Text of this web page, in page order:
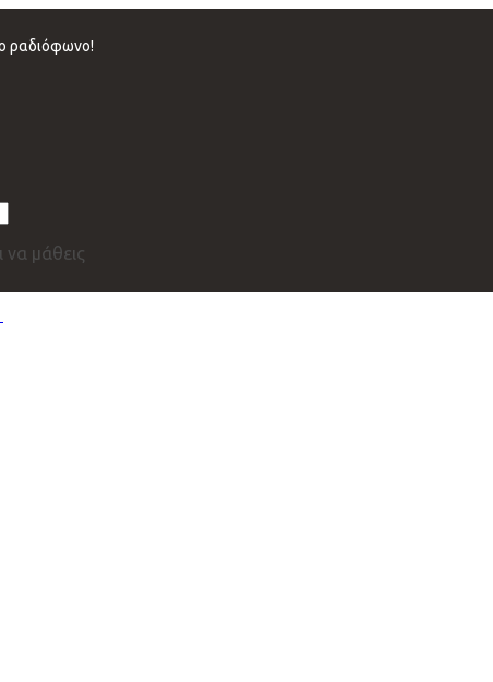
ραδιόφωνο!
να μάθεις